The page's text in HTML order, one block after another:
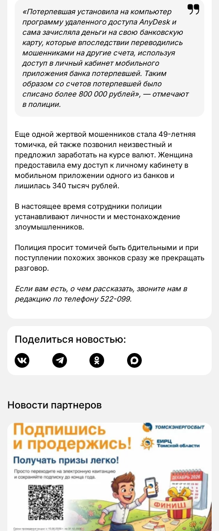
«Потерпевшая установила на компьютер
программу удаленного доступа AnyDesk и
сама зачисляла деньги на свою банковскую
карту, которые впоследствии переводились
мошенниками на другие счета, используя
доступ в личный кабинет мобильного
приложения банка потерпевшей. Таким
образом со счетов потерпевшей было
списано более 800 000 рублей», — отмечают
в полиции.
Еще одной жертвой мошенников стала 49-летняя
томичка, ей также позвонил неизвестный и
предложил заработать на курсе валют. Женщина
предоставила ему доступ к личному кабинету в
мобильном приложении одного из банков и
лишилась 340 тысяч рублей.
В настоящее время сотрудники полиции
устанавливают личности и местонахождение
злоумышленников.
Полиция просит томичей быть бдительными и при
поступлении похожих звонков сразу же прекращать
разговор.
Если вам есть, о чем рассказать, звоните нам в
редакцию по телефону 522-099.
Поделиться новостью:
Новости партнеров